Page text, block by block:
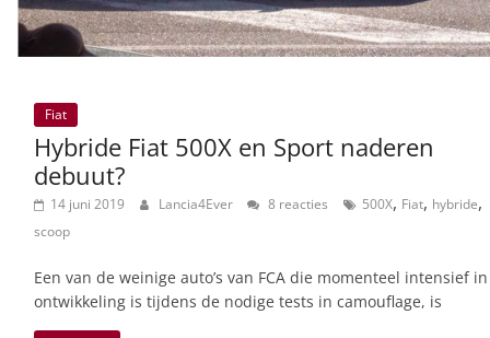
Fiat
Hybride Fiat 500X en Sport naderen
debuut?
14 juni 2019 Lancia4Ever 8 reacties 500X, Fiat, hybride,
scoop
Een van de weinige auto’s van FCA die momenteel intensief in
ontwikkeling is tijdens de nodige tests in camouflage, is